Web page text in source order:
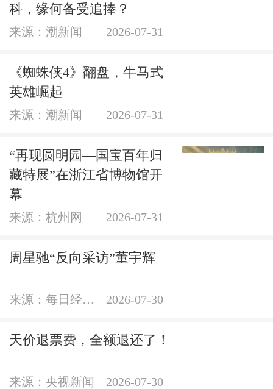
科，缘何备受追捧？
来源：潮新闻 2026-07-31
《蜘蛛侠4》翻盘，牛马式
英雄崛起
来源：潮新闻 2026-07-31
“再现圆明园—国宝百年归
藏特展”在浙江省博物馆开
幕
来源：杭州网 2026-07-31
周星驰“反向采访”董宇辉
来源：每日经济新闻官方账号 2026-07-30
天价退票费，全额退还了！
来源：央视新闻 2026-07-30